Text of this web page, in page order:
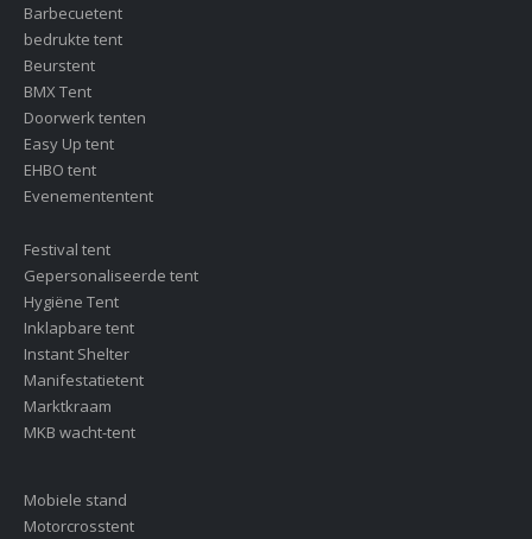
Barbecuetent
bedrukte tent
Beurstent
BMX Tent
Doorwerk tenten
Easy Up tent
EHBO tent
Evenemententent
Festival tent
Gepersonaliseerde tent
Hygiëne Tent
Inklapbare tent
Instant Shelter
Manifestatietent
Marktkraam
MKB wacht-tent
Mobiele stand
Motorcrosstent